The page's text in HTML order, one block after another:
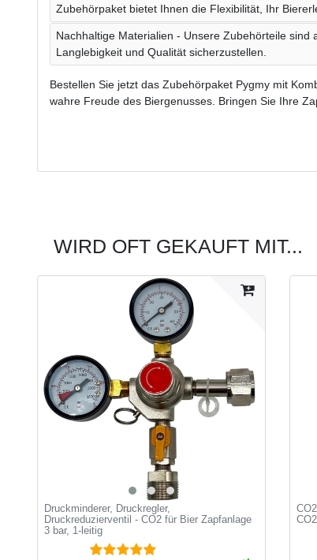
Zubehörpaket bietet Ihnen die Flexibilität, Ihr
Nachhaltige Materialien - Unsere Zubehörteile
Langlebigkeit und Qualität sicherzustellen.
Bestellen Sie jetzt das Zubehörpaket Pygmy mit
wahre Freude des Biergenusses. Bringen Sie Ihre
WIRD OFT GEKAUFT MIT...
Druckminderer, Druckregler,
Druckreduzierventil - CO2 für Bier Zapfanlage
3 bar, 1-leitig